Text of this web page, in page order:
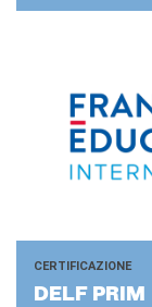
CERTIFICAZIONE
DELF PRIM